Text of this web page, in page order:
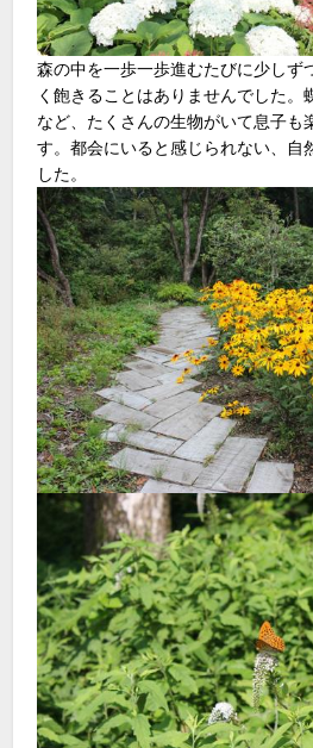
森の中を一歩一歩進むたびに少しず
く飽きることはありませんでした。
など、たくさんの生物がいて息子も
す。都会にいると感じられない、自
した。